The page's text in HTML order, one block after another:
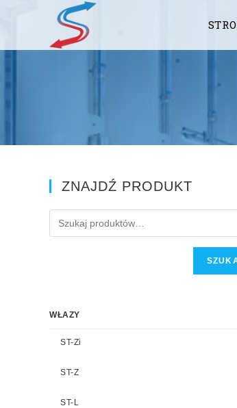
ZNAJDŹ PRODUKT
WŁAZY
ST-Zi
ST-Z
ST-L